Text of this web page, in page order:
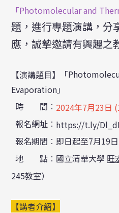
「Photomolecular and
題，進行專題演講，分
應，誠摯邀請有興趣之
【演講題目】
「
Evaporation」
時 間︰ 2024年7月23日
報名網址︰ https://t.ly/
報名期間︰即日起至7月19
地 點︰國立清華大學 旺
245教室）
【講者介紹】